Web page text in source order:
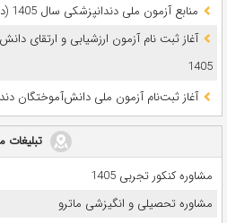
ﻣﻨﺎﺑﻊ آزﻣﻮن ﻣﻠﯽ دندانپزشکی سال 1405 (دوره های 25 و 26)
آغاز ثبت نام آزمون‌ ارزشیابی و ارتقای
1405
آغاز ثبت‌نام آزمون ملی دانش‌آموختگان
تبلیغات
مشاوره کنکور تجربی 1405
مشاوره تحصیلی و انگیزشی ماترو